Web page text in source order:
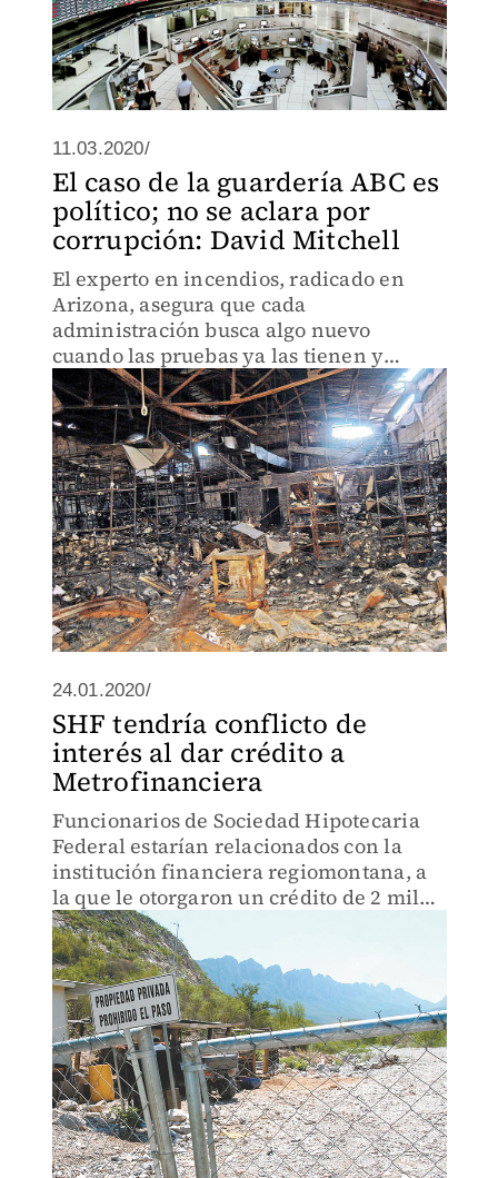
11.03.2020/
El caso de la guardería ABC es
político; no se aclara por
corrupción: David Mitchell
El experto en incendios, radicado en
Arizona, asegura que cada
administración busca algo nuevo
cuando las pruebas ya las tienen y
afirma que ya perdió la esperanza de
que se resuelva el asunto.
24.01.2020/
SHF tendría conflicto de
interés al dar crédito a
Metrofinanciera
Funcionarios de Sociedad Hipotecaria
Federal estarían relacionados con la
institución financiera regiomontana, a
la que le otorgaron un crédito de 2 mil
500 millones de pesos